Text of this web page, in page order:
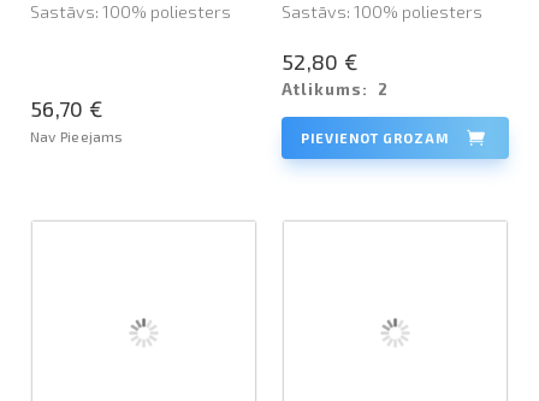
Sastāvs: 100% poliesters
56,70 €
Nav Pieejams
Sastāvs: 100% poliesters
52,80 €
Atlikums: 2
PIEVIENOT GROZAM